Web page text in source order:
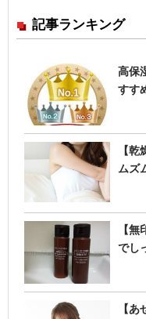
の 記事ランキング
高保
すす
【
ムズ
【
でし
【